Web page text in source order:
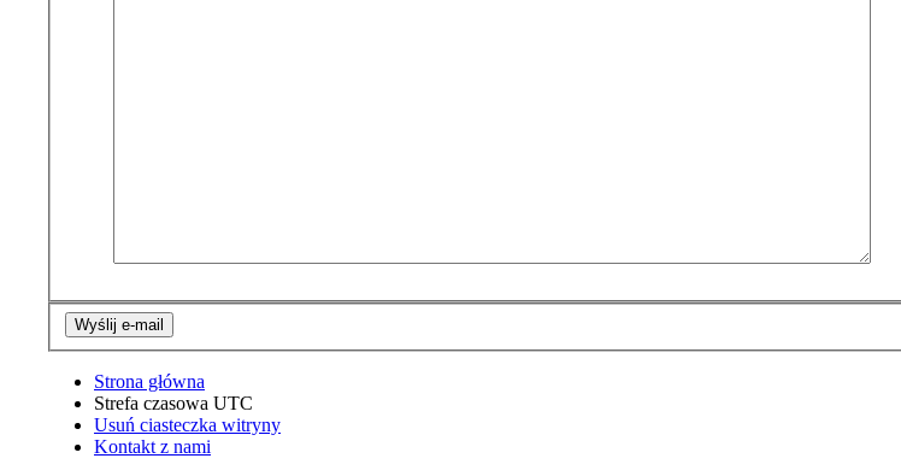
Strona główna
Strefa czasowa UTC
Usuń ciasteczka witryny
Kontakt z nami